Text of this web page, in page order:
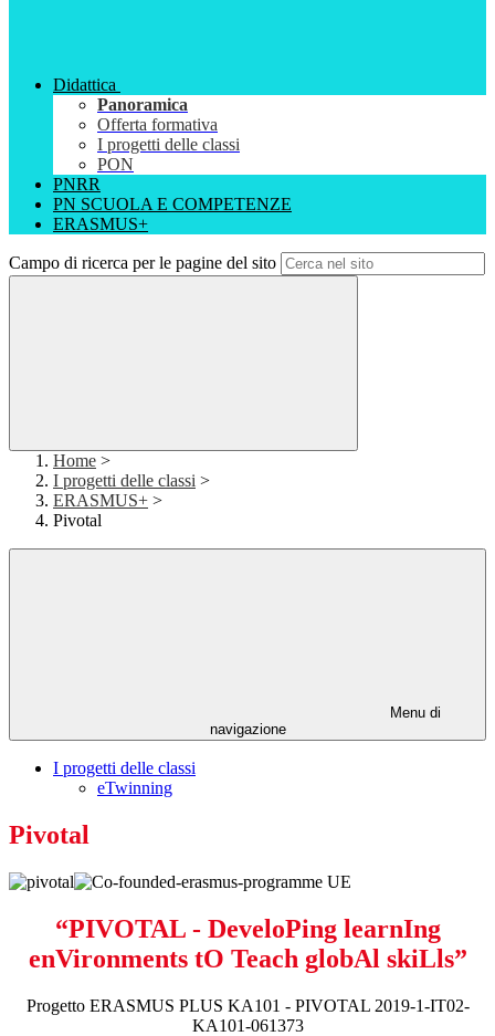
Didattica
Panoramica
Offerta formativa
I progetti delle classi
PON
PNRR
PN SCUOLA E COMPETENZE
ERASMUS+
Campo di ricerca per le pagine del sito
Home >
I progetti delle classi >
ERASMUS+ >
Pivotal
Menu di
navigazione
I progetti delle classi
eTwinning
Pivotal
“PIVOTAL - DeveloPing learnIng
enVironments tO Teach globAl skiLls”
Progetto ERASMUS PLUS KA101 - PIVOTAL 2019-1-IT02-
KA101-061373